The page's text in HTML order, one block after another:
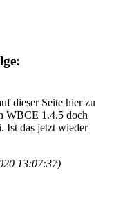
dieser Seite hier zu
WBCE 1.4.5 doch
Ist das jetzt wieder
13:07:37)